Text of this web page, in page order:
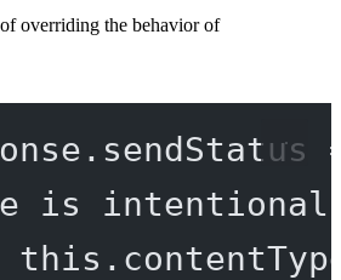
overriding the behavior of
sendStatus
is
this .